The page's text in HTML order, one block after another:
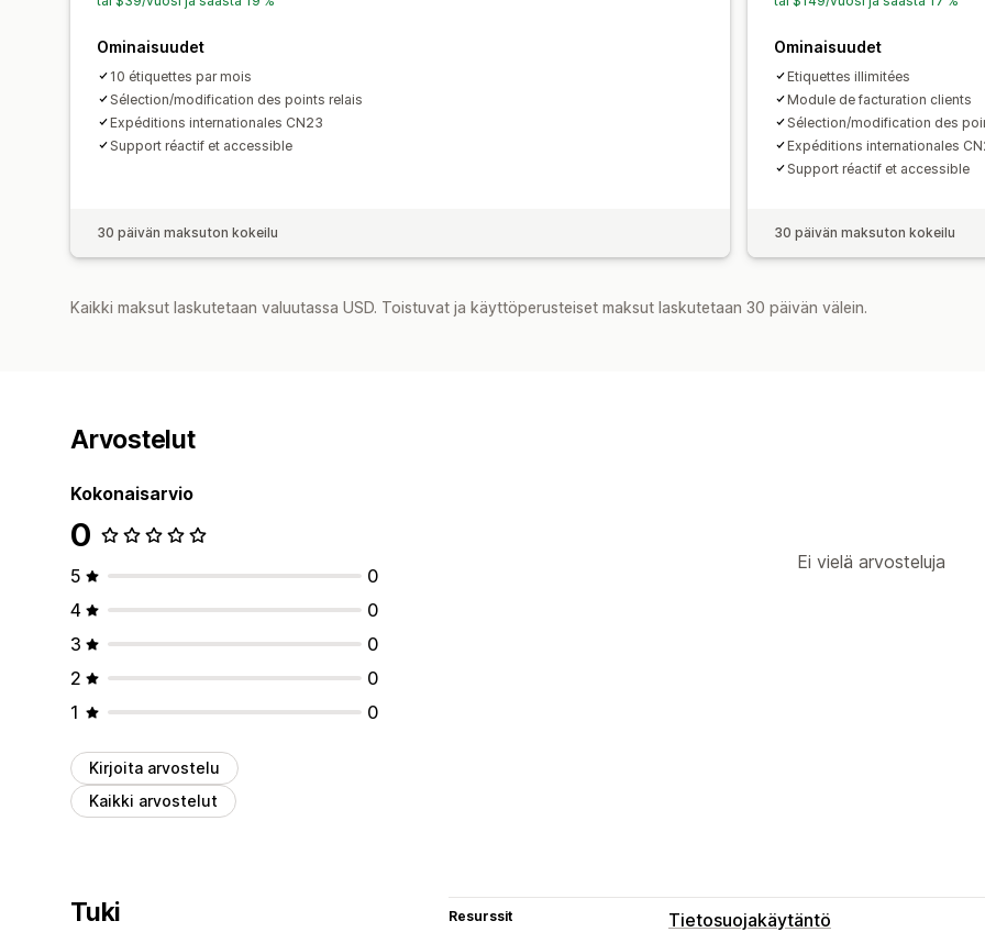
Ominaisuudet
10 étiquettes par mois
Sélection/modification des points relais
Expéditions internationales CN23
Support réactif et accessible
30 päivän maksuton kokeilu
Ominaisuudet
Etiquettes illimitées
Module de facturation clients
Sélection/modification des
Expéditions internationales
Support réactif et accessible
30 päivän maksuton kokeilu
Kaikki maksut laskutetaan valuutassa USD. Toistuvat ja käyttöperusteiset maksut laskutetaan 30 päivän välein.
Arvostelut
Kokonaisarvio
0
5
0
4
0
3
0
2
0
1
0
Kirjoita arvostelu
Kaikki arvostelut
Ei vielä arvosteluja
Tuki Resurssit
Tietosuojakäytäntö